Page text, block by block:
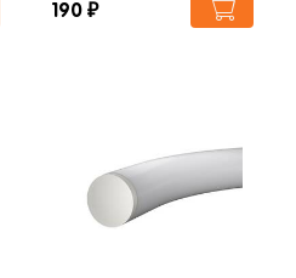
190 ₽